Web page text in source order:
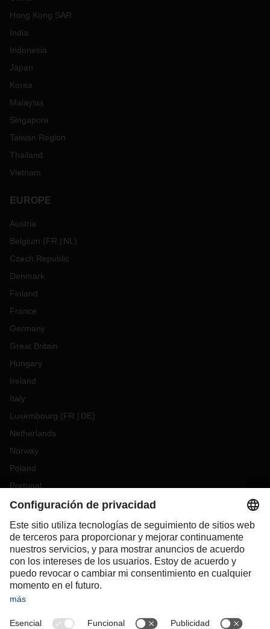
Hong Kong SAR
India
Indonesia
Japan
Korea
Malaysia
Singapore
Taiwan Region
Thailand
Vietnam
EUROPE
Austria
Belgium (FR NL )
Czech Republic
Denmark
Finland
France
Germany
Great Britain
Hungary
Ireland
Italy
Luxembourg (FR DE)
Netherlands
Norway
Poland
Portugal
Romania
Slovakia
Spain
Sweden
Switzerland(DE FR)
Turkey
OCEANIA